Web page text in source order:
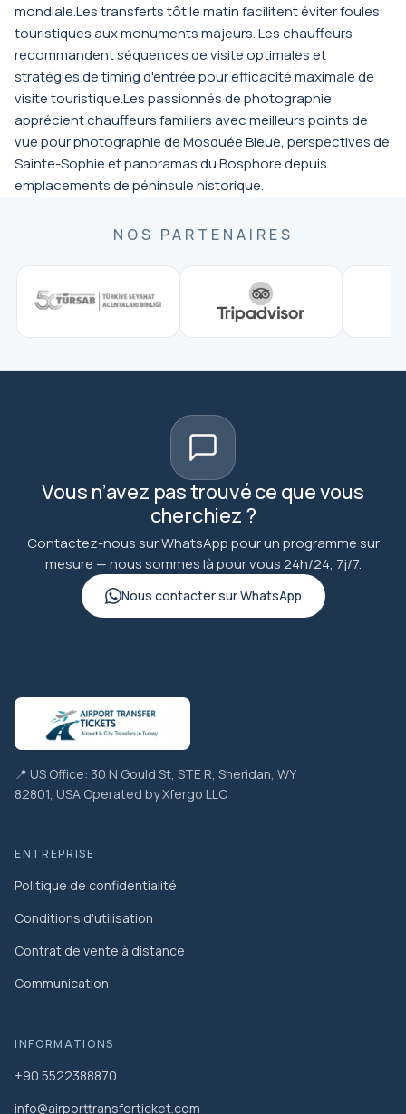
mondiale.Les transferts tôt le matin facilitent éviter foules
touristiques aux monuments majeurs. Les chauffeurs
recommandent séquences de visite optimales et
stratégies de timing d'entrée pour efficacité maximale de
visite touristique.Les passionnés de photographie
apprécient chauffeurs familiers avec meilleurs points de
vue pour photographie de Mosquée Bleue, perspectives de
Sainte-Sophie et panoramas du Bosphore depuis
emplacements de péninsule historique.
NOS PARTENAIRES
Vous n’avez pas trouvé ce que vous
cherchiez ?
Contactez-nous sur WhatsApp pour un programme sur
mesure — nous sommes là pour vous 24h/24, 7j/7.
Nous contacter sur WhatsApp
📍 US Office: 30 N Gould St, STE R, Sheridan, WY
82801, USA Operated by Xfergo LLC
ENTREPRISE
Politique de confidentialité
Conditions d'utilisation
Contrat de vente à distance
Communication
INFORMATIONS
+90 5522388870
info@airporttransferticket.com